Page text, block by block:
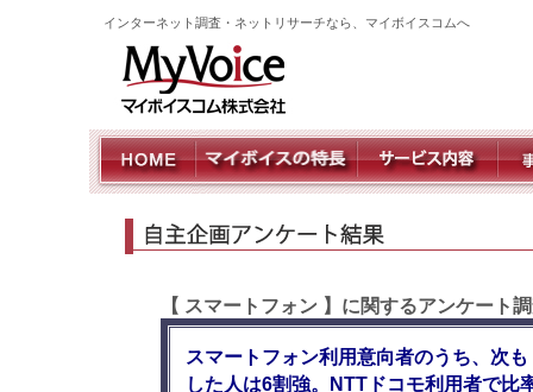
インターネット調査・ネットリサーチなら、マイボイスコムへ
【 スマートフォン 】に関するアンケート
スマートフォン利用意向者のうち、次
した人は6割強。NTTドコモ利用者で比